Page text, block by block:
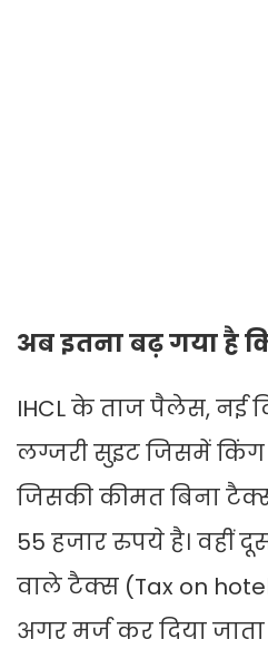
अब इतना बढ़ गया है
IHCL के ताज पैलेस, नई
लग्जरी सुइट जिसमें
जिसकी कीमत बिना
55 हजार रुपये है। वहीं
वाले टैक्स (Tax on
अगर मर्ज कर दिया जाता